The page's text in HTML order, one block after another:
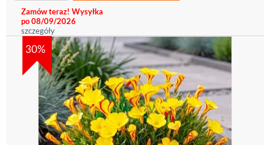
Zamów teraz! Wysyłka
po 08/09/2026
szczegóły
30%